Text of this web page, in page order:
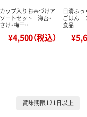
カップ入り お茶づけア
ソートセット 海苔・
さけ・梅干…
¥4,500（税込）
日清ふ
ごはん
食品
賞味期限121日以上